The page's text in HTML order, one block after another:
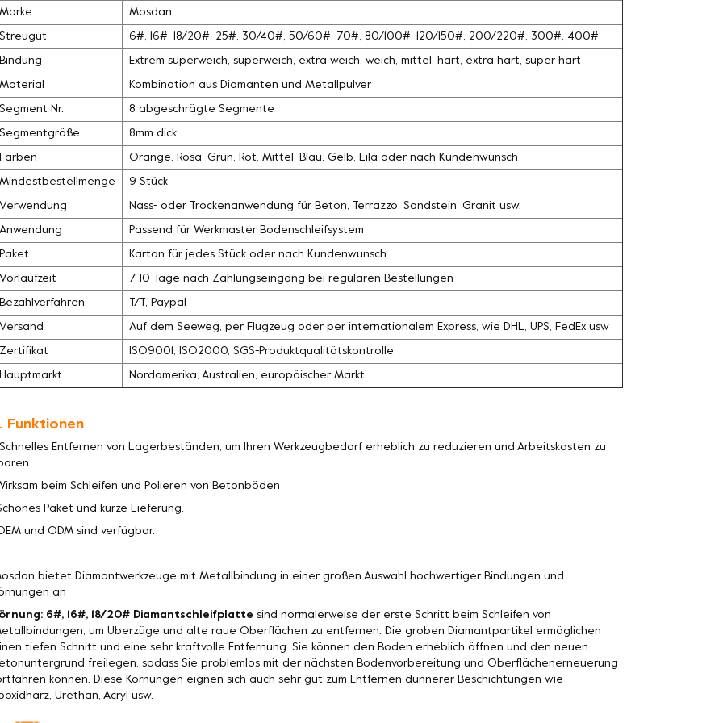
Marke Mosdan
Streugut 6#, 16#, 18/20#, 25#, 30/40#, 50/60#, 70#, 80/100#, 120/150#, 200/220#, 300#, 400#
Bindung Extrem superweich, superweich, extra weich, weich, mittel, hart, extra hart, super hart
Material Kombination aus Diamanten und Metallpulver
Segment Nr. 8 abgeschrägte Segmente
Segmentgröße 8mm dick
Farben Orange, Rosa, Grün, Rot, Mittel, Blau, Gelb, Lila oder nach Kundenwunsch
Mindestbestellmenge 9 Stück
Verwendung Nass- oder Trockenanwendung für Beton, Terrazzo, Sandstein, Granit usw.
Anwendung Passend für Werkmaster Bodenschleifsystem
Paket Karton für jedes Stück oder nach Kundenwunsch
Vorlaufzeit 7-10 Tage nach Zahlungseingang bei regulären Bestellungen
Bezahlverfahren T/T, Paypal
Versand Auf dem Seeweg, per Flugzeug oder per internationalem Express, wie DHL, UPS, FedEx usw
Zertifikat ISO9001, ISO2000, SGS-Produktqualitätskontrolle
Hauptmarkt Nordamerika, Australien, europäischer Markt
Funktionen
Entfernen von Lagerbeständen, um Ihren Werkzeugbedarf erheblich zu reduzieren und Arbeitskosten zu
beim Schleifen und Polieren von Betonböden
Paket und kurze Lieferung.
und ODM sind verfügbar.
bietet Diamantwerkzeuge mit Metallbindung in einer großen Auswahl hochwertiger Bindungen und
an
6#, 16#, 18/20# Diamantschleifplatte sind normalerweise der erste Schritt beim Schleifen von
um Überzüge und alte raue Oberflächen zu entfernen. Die groben Diamantpartikel ermöglichen
tiefen Schnitt und eine sehr kraftvolle Entfernung. Sie können den Boden erheblich öffnen und den neuen
freilegen, sodass Sie problemlos mit der nächsten Bodenvorbereitung und Oberflächenerneuerung
können. Diese Körnungen eignen sich auch sehr gut zum Entfernen dünnerer Beschichtungen wie
Urethan, Acryl usw.